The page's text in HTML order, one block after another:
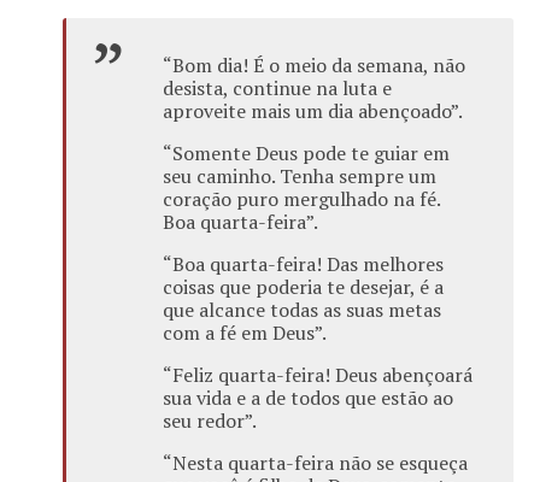
“Bom dia! É o meio da semana, não
desista, continue na luta e
aproveite mais um dia abençoado”.
“Somente Deus pode te guiar em
seu caminho. Tenha sempre um
coração puro mergulhado na fé.
Boa quarta-feira”.
“Boa quarta-feira! Das melhores
coisas que poderia te desejar, é a
que alcance todas as suas metas
com a fé em Deus”.
“Feliz quarta-feira! Deus abençoará
sua vida e a de todos que estão ao
seu redor”.
“Nesta quarta-feira não se esqueça